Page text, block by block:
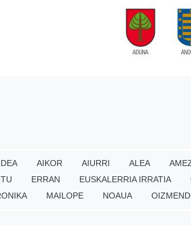
AIKOR AIURRI ALEA
ERRAN EUSKALERRIA IRRATIA
MAILOPE NOAUA